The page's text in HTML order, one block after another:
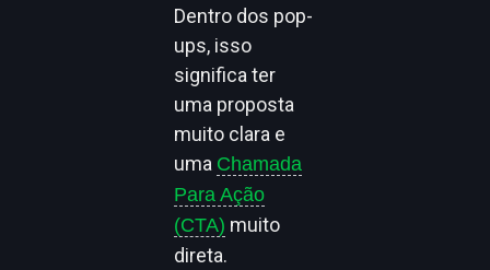
Dentro dos pop-
ups, isso
significa ter
uma proposta
muito clara e
uma Chamada
Para Ação
(CTA) muito
direta.